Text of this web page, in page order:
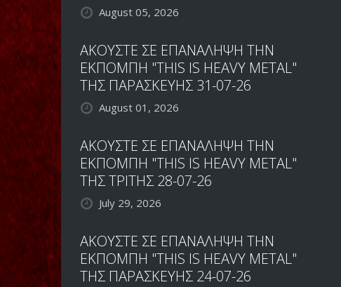
August 05, 2026
ΑΚΟΥΣΤΕ ΣΕ ΕΠΑΝΑΛΗΨΗ ΤΗΝ
ΕΚΠΟΜΠΗ "THIS IS HEAVY METAL"
ΤΗΣ ΠΑΡΑΣΚΕΥΗΣ 31-07-26
August 01, 2026
ΑΚΟΥΣΤΕ ΣΕ ΕΠΑΝΑΛΗΨΗ ΤΗΝ
ΕΚΠΟΜΠΗ "THIS IS HEAVY METAL"
ΤΗΣ ΤΡΙΤΗΣ 28-07-26
July 29, 2026
ΑΚΟΥΣΤΕ ΣΕ ΕΠΑΝΑΛΗΨΗ ΤΗΝ
ΕΚΠΟΜΠΗ "THIS IS HEAVY METAL"
ΤΗΣ ΠΑΡΑΣΚΕΥΗΣ 24-07-26